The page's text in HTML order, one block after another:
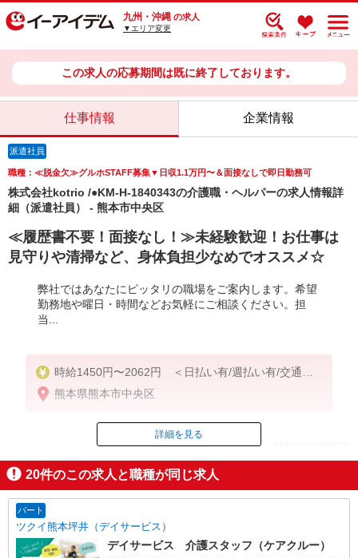
九州・沖縄 の求人
▼エリア変更
この求人の応募期間は既に終了しております。
仕事情報 企業情報
派遣社員
職種：≪脱金欠≫グルホSTAFF募集▼日収1.1万円〜＆面接なしで即日勤務可
株式会社kotrio /●KM-H-1840343の介護職・ヘルパーの求人情報詳
細（派遣社員） - 熊本市中央区
≪履歴書不要！面接なし！≫未経験歓迎！お仕事は
見守りや清掃など、身体負担少なめでオススメ☆
弊社ではあなたにピッタリの職場をご案内します。希望
勤務地や曜日・時間などお気軽にご相談ください。担
当...
時給1450円〜2062円 ＜日払い有/週払い有/交通費
全支給(ガソリン代含む)＞
熊本県熊本市中央区
ID：AE0610049876
掲載期間終了
詳細を見る
20件のこの求人と職種が同じ求人
パート
ツクイ熊本坪井（デイサービス）
デイサービス 介護スタッフ（ケアクルー）